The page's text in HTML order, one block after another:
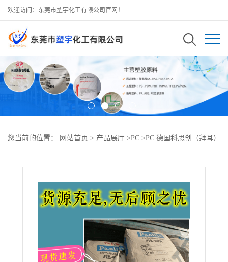
欢迎访问：东莞市塑宇化工有限公司官网！
您当前的位置： 网站首页 > 产品展厅 >PC >PC 德国科思创（拜耳）